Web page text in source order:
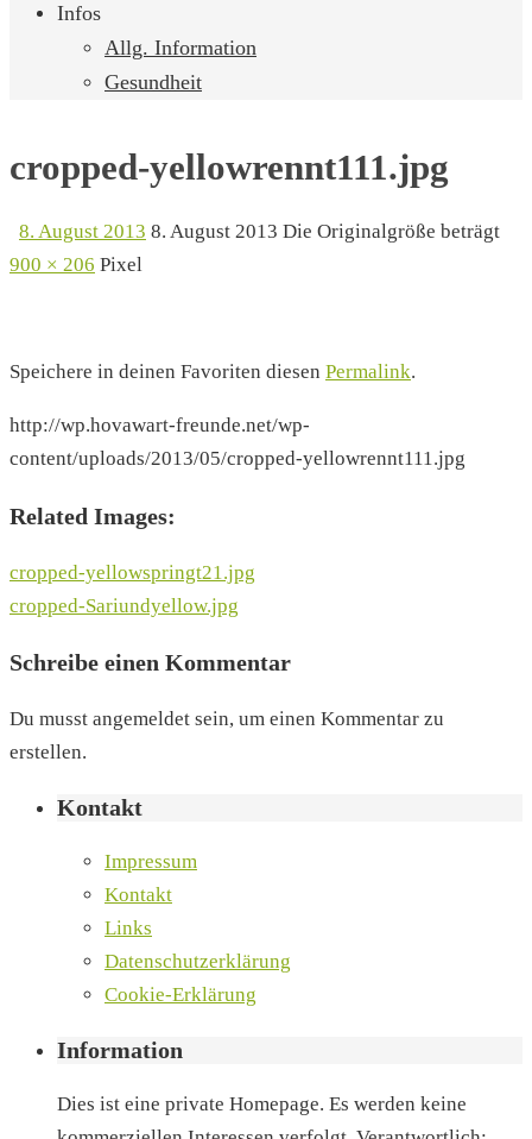
Infos
Allg. Information
Gesundheit
cropped-yellowrennt111.jpg
8. August 2013 8. August 2013 Die Originalgröße beträgt
900 × 206 Pixel
Speichere in deinen Favoriten diesen Permalink.
http://wp.hovawart-freunde.net/wp-
content/uploads/2013/05/cropped-yellowrennt111.jpg
Related Images:
cropped-yellowspringt21.jpg
cropped-Sariundyellow.jpg
Schreibe einen Kommentar
Du musst angemeldet sein, um einen Kommentar zu
erstellen.
Kontakt
Impressum
Kontakt
Links
Datenschutzerklärung
Cookie-Erklärung
Information
Dies ist eine private Homepage. Es werden keine